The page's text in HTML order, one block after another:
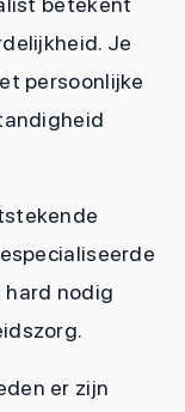
Je
persoonlijke
hard nodig
er zijn